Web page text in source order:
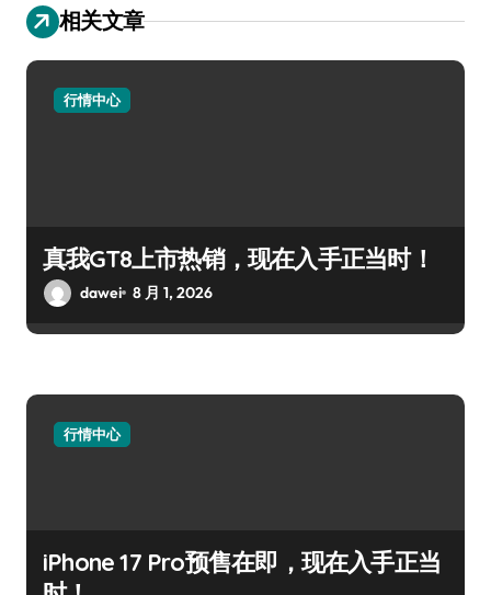
相关文章
行情中心
真我GT8上市热销，现在入手正当时！
dawei 8 月 1, 2026
行情中心
iPhone 17 Pro预售在即，现在入手正当